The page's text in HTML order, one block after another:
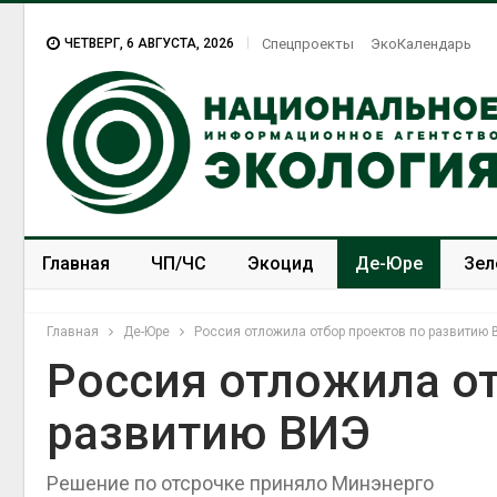
ЧЕТВЕРГ, 6 АВГУСТА, 2026 Спецпроекты ЭкоКалендарь
Главная ЧП/ЧС Экоцид Де-Юре
Главная Де-Юре Россия отложила отбор проектов по развитию
Россия отложила
развитию ВИЭ
Решение по отсрочке приняло Минэнерго